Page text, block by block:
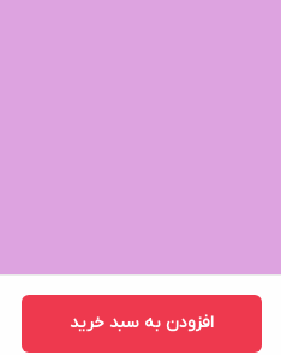
افزودن به سبد خرید